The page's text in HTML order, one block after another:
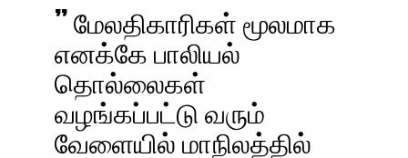
” மேலதிகாரிகள் மூலமாக
எனக்கே பாலியல்
தொல்லைகள்
வழங்கப்பட்டு வரும்
வேளையில் மாநிலத்தில்